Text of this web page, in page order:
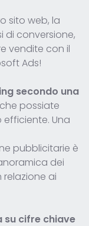
sito web, la
di conversione,
vendite con il
Ads!
secondo una
possiate
Una
pubblicitarie è
dei
ai
su cifre chiave